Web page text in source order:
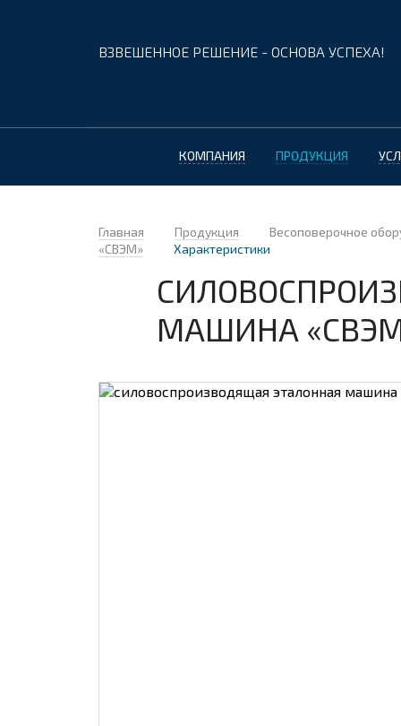
ВЗВЕШЕННОЕ РЕШЕНИЕ - ОСНОВА УСПЕХА!
КОМПАНИЯ ПРОДУКЦИЯ
Главная Продукция
Весоповерочное
«СВЭМ»
Характеристики
МАШИНА